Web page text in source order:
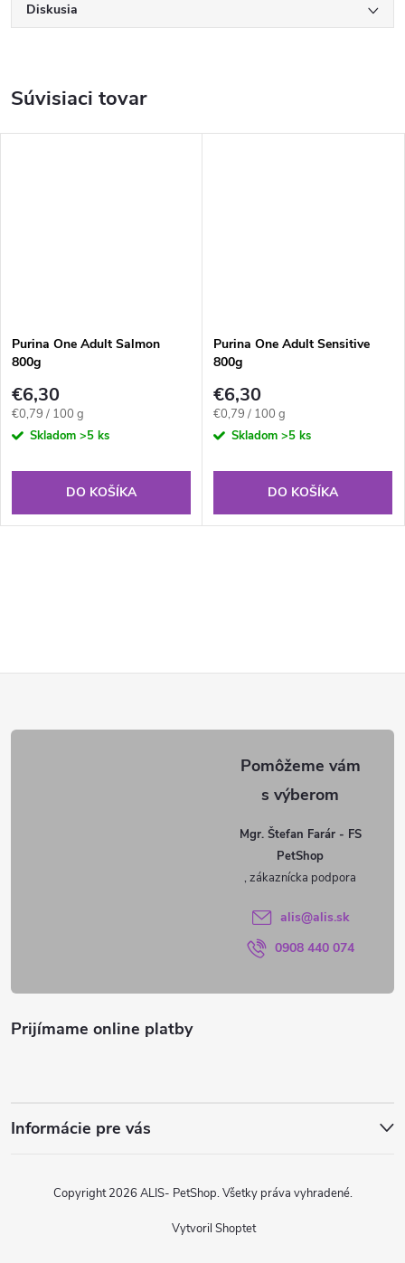
Diskusia
Súvisiaci tovar
Purina One Adult Salmon
800g
€6,30
Jednotková
cena:
€0,79 / 100 g
Skladom >5 ks
DO KOŠÍKA
Purina One Adult Sensitive
800g
€6,30
Jednotková
cena:
€0,79 / 100 g
Skladom >5 ks
DO KOŠÍKA
á
Mgr. Štefan Farár - FS
PetShop
alis@alis.sk
0908 440 074
Prijímame online platby
Informácie pre vás
Vytvoril Shoptet
Copyright 2026 ALIS- PetShop. Všetky práva vyhradené.